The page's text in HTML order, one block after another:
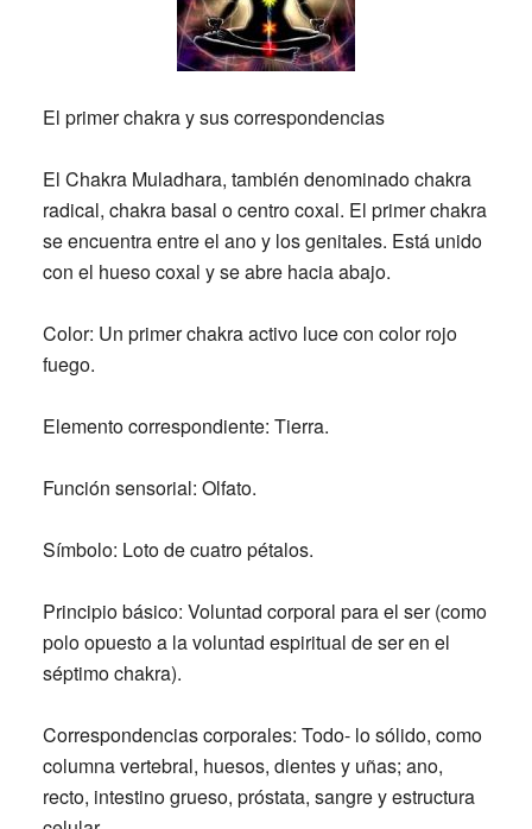
El primer chakra y sus correspondencias
El Chakra Muladhara, también denominado chakra
radical, chakra basal o centro coxal. El primer chakra
se encuentra entre el ano y los genitales. Está unido
con el hueso coxal y se abre hacia abajo.
Color: Un primer chakra activo luce con color rojo
fuego.
Elemento correspondiente: Tierra.
Función sensorial: Olfato.
Símbolo: Loto de cuatro pétalos.
Principio básico: Voluntad corporal para el ser (como
polo opuesto a la voluntad espiritual de ser en el
séptimo chakra).
Correspondencias corporales: Todo- lo sólido, como
columna vertebral, huesos, dientes y uñas; ano,
recto, intestino grueso, próstata, sangre y estructura